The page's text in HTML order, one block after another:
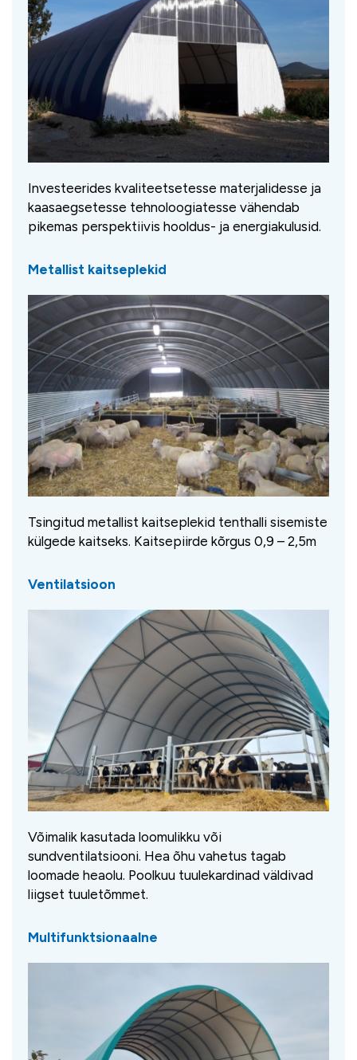
Investeerides kvaliteetsetesse materjalidesse ja
kaasaegsetesse tehnoloogiatesse vähendab
pikemas perspektiivis hooldus- ja energiakulusid.
Metallist kaitseplekid
Tsingitud metallist kaitseplekid tenthalli sisemiste
külgede kaitseks. Kaitsepiirde kõrgus 0,9 – 2,5m
Ventilatsioon
Võimalik kasutada loomulikku või
sundventilatsiooni. Hea õhu vahetus tagab
loomade heaolu. Poolkuu tuulekardinad väldivad
liigset tuuletõmmet.
Multifunktsionaalne